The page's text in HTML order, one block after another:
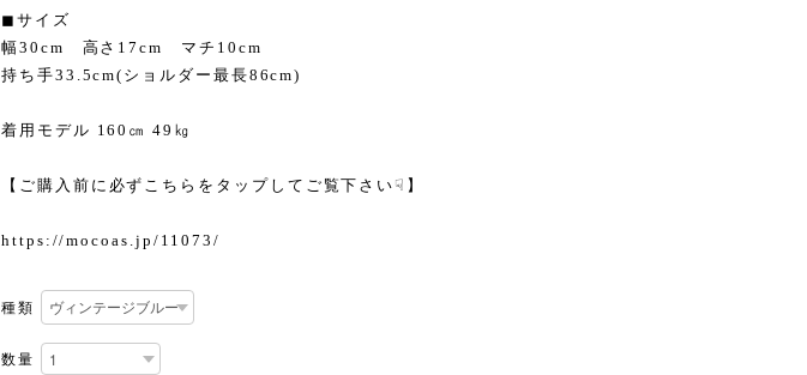
◼︎サイズ
幅30cm 高さ17cm マチ10cm
持ち手33.5cm(ショルダー最長86cm)
着用モデル 160㎝ 49㎏
【ご購入前に必ずこちらをタップしてご覧下さい☟】
https://mocoas.jp/11073/
種類
数量